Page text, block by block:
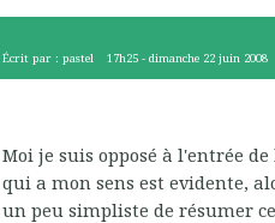
Écrit par : pastel 17h25 -dimanche 22 juin 2008
Moi je suis opposé à l'entrée
qui a mon sens est evidente,
un peu simpliste de résumer